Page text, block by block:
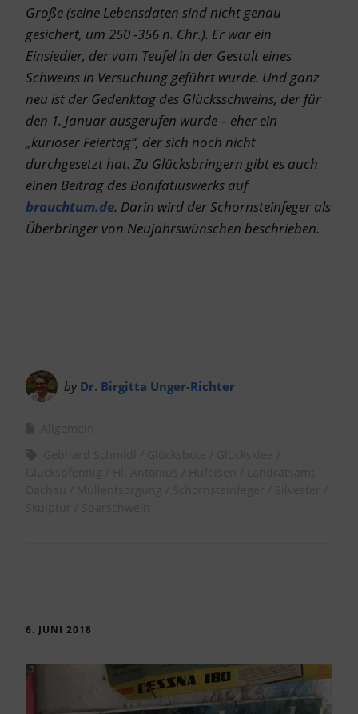
Große (seine Lebensdaten sind nicht genau
gesichert, um 250 -356 n. Chr.). Er war ein
Einsiedler, der vom Teufel in der Gestalt eines
Schweins in Versuchung geführt wurde. Und ganz
neu ist der Gedenktag des Glücksschweins, der für
den 1. Januar ausgerufen wurde – eher ein
„kurioser Feiertag“, der sich noch nicht
durchgesetzt hat. Zu Glücksbringern gibt es auch
einen Beitrag des Bonifatiuswerks auf
brauchtum.de. Darin wird der Schornsteinfeger als
Überbringer von Neujahrswünschen beschrieben.
by Dr. Birgitta Unger-Richter
6. JUNI 2018